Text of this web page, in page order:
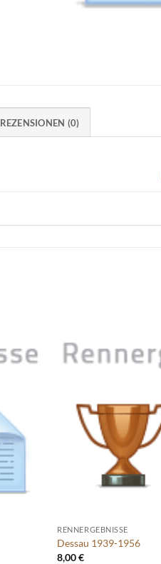
REZENSIONEN (0)
RENNERGEBNISSE
Dessau 1939-1956
8,00€